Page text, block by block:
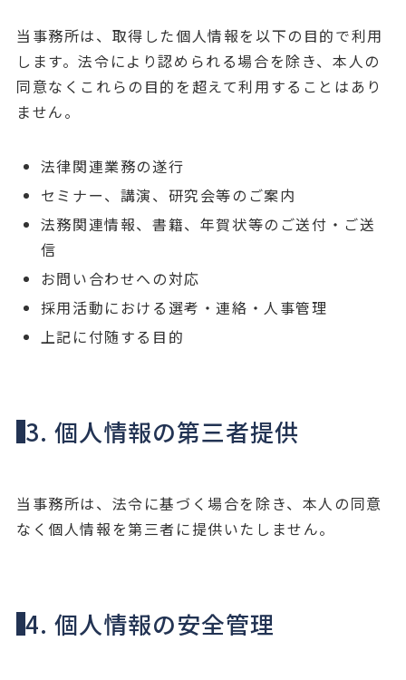
当事務所は、取得した個人情報を以下の目的で利用
します。法令により認められる場合を除き、本人の
同意なくこれらの目的を超えて利用することはあり
ません。
法律関連業務の遂行
セミナー、講演、研究会等のご案内
法務関連情報、書籍、年賀状等のご送付・ご送
信
お問い合わせへの対応
採用活動における選考・連絡・人事管理
上記に付随する目的
3. 個人情報の第三者提供
当事務所は、法令に基づく場合を除き、本人の同意
なく個人情報を第三者に提供いたしません。
4. 個人情報の安全管理